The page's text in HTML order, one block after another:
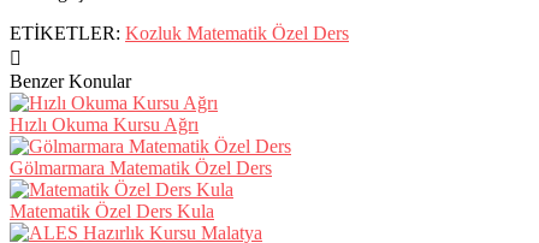
ETİKETLER: Kozluk Matematik Özel Ders
Benzer Konular
Hızlı Okuma Kursu Ağrı
Gölmarmara Matematik Özel Ders
Matematik Özel Ders Kula